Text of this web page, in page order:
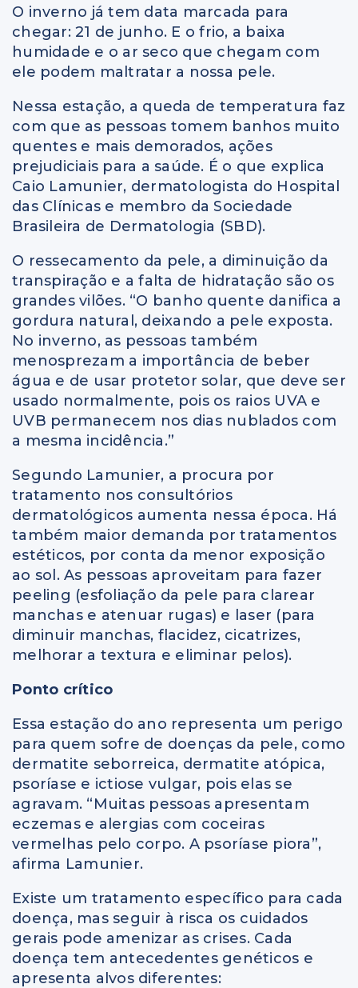
O inverno já tem data marcada para
chegar: 21 de junho. E o frio, a baixa
humidade e o ar seco que chegam com
ele podem maltratar a nossa pele.
Nessa estação, a queda de temperatura faz
com que as pessoas tomem banhos muito
quentes e mais demorados, ações
prejudiciais para a saúde. É o que explica
Caio Lamunier, dermatologista do Hospital
das Clínicas e membro da Sociedade
Brasileira de Dermatologia (SBD).
O ressecamento da pele, a diminuição da
transpiração e a falta de hidratação são os
grandes vilões. “O banho quente danifica a
gordura natural, deixando a pele exposta.
No inverno, as pessoas também
menosprezam a importância de beber
água e de usar protetor solar, que deve ser
usado normalmente, pois os raios UVA e
UVB permanecem nos dias nublados com
a mesma incidência.”
Segundo Lamunier, a procura por
tratamento nos consultórios
dermatológicos aumenta nessa época. Há
também maior demanda por tratamentos
estéticos, por conta da menor exposição
ao sol. As pessoas aproveitam para fazer
peeling (esfoliação da pele para clarear
manchas e atenuar rugas) e laser (para
diminuir manchas, flacidez, cicatrizes,
melhorar a textura e eliminar pelos).
Ponto crítico
Essa estação do ano representa um perigo
para quem sofre de doenças da pele, como
dermatite seborreica, dermatite atópica,
psoríase e ictiose vulgar, pois elas se
agravam. “Muitas pessoas apresentam
eczemas e alergias com coceiras
vermelhas pelo corpo. A psoríase piora”,
afirma Lamunier.
Existe um tratamento específico para cada
doença, mas seguir à risca os cuidados
gerais pode amenizar as crises. Cada
doença tem antecedentes genéticos e
apresenta alvos diferentes: